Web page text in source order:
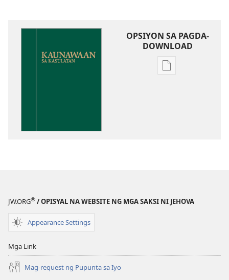
OPSIYON SA PAGDA-
DOWNLOAD
Opsiyon
JW.ORG® / OPISYAL NA WEBSITE NG MGA SAKSI NI JEHOVA
Appearance Settings
Mga Link
Mag-request ng Pupunta sa Iyo